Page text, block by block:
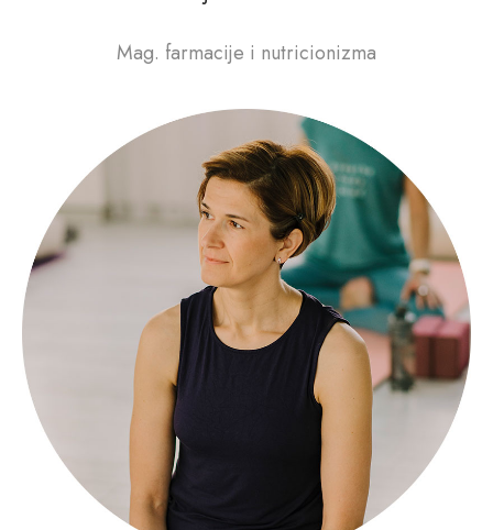
Mag. farmacije i nutricionizma